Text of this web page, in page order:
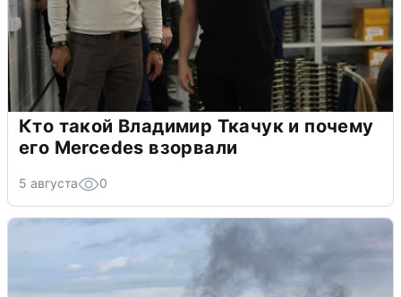
Кто такой Владимир Ткачук и почему
его Mercedes взорвали
5 августа 0